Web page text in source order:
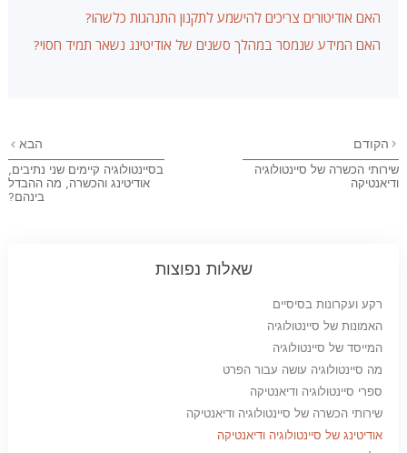
האם אודיטורים צריכים להישמע לתקנון התנהגות כלשהו?
האם המידע שנמסר במהלך סשנים של אודיטינג נשאר תמיד חסוי?
הקודם
שירותי הכשרה של סיינטולוגיה
ודיאנטיקה
הבא
בסיינטולוגיה קיימים שני נתיבים,
אודיטינג והכשרה, מה ההבדל
בינהם?
שאלות נפוצות
רקע ועקרונות בסיסיים
האמונות של סיינטולוגיה
המייסד של סיינטולוגיה
מה סיינטולוגיה עושה עבור הפרט
ספרי סיינטולוגיה ודיאנטיקה
שירותי הכשרה של סיינטולוגיה ודיאנטיקה
אודיטינג של סיינטולוגיה ודיאנטיקה